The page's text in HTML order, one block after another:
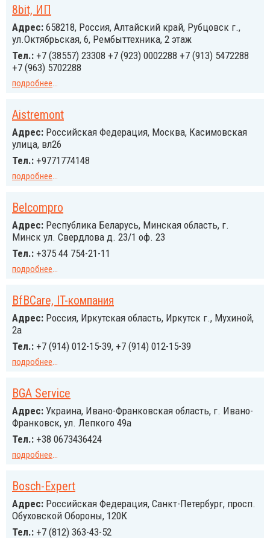
8bit, ИП
Адрес: 658218, Россия, Алтайский край, Рубцовск г.,
ул.Октябрьская, 6, Рембыттехника, 2 этаж
Тел.: +7 (38557) 23308 +7 (923) 0002288 +7 (913) 5472288
+7 (963) 5702288
подробнее...
Aistremont
Адрес: Российcкая Федерация, Москва, Касимовская
улица, вл26
Тел.: +9771774148
подробнее...
Belcompro
Адрес: Республика Беларусь, Минская область, г.
Минск ул. Свердлова д. 23/1 оф. 23
Тел.: +375 44 754-21-11
подробнее...
BfBCare, IT-компания
Адрес: Россия, Иркутская область, Иркутск г., Мухиной,
2а
Тел.: +7 (914) 012-15-39, +7 (914) 012-15-39
подробнее...
BGA Service
Адрес: Украина, Ивано-Франковская область, г. Ивано-
Франковск, ул. Лепкого 49а
Тел.: +38 0673436424
подробнее...
Bosch-Expert
Адрес: Российcкая Федерация, Санкт-Петербург, просп.
Обуховской Обороны, 120К
Тел.: +7 (812) 363-43-52